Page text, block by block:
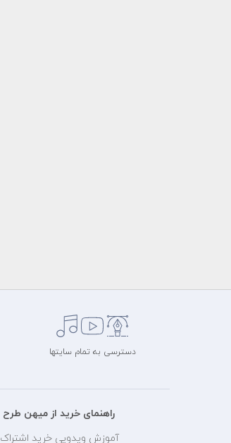
دسترسی به تمام سایتها
راهنمای خرید از میهن طرح
آموزش ویدویی خرید اشتراک